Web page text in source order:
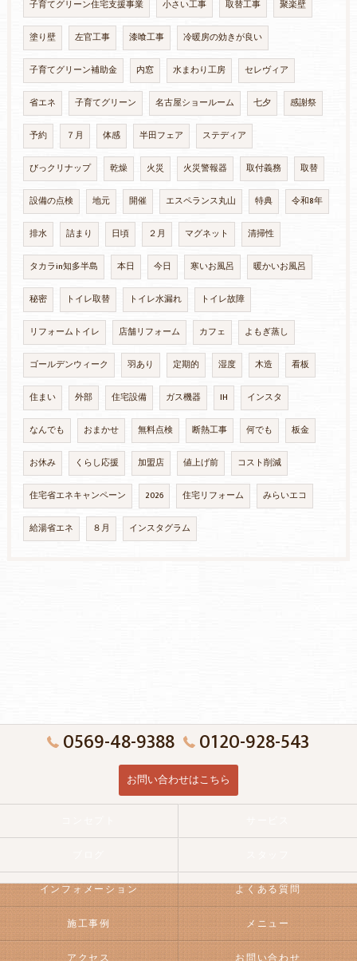
子育てグリーン住宅支援事業 小さい工事 取替工事 聚楽壁
塗り壁 左官工事 漆喰工事 冷暖房の効きが良い
子育てグリーン補助金 内窓 水まわり工房 セレヴィア
省エネ 子育てグリーン 名古屋ショールーム 七夕 感謝祭
予約 ７月 体感 半田フェア ステディア
びっクリナップ 乾燥 火災 火災警報器 取付義務 取替
設備の点検 地元 開催 エスペランス丸山 特典 令和8年
排水 詰まり 日頃 ２月 マグネット 清掃性
タカラin知多半島 本日 今日 寒いお風呂 暖かいお風呂
秘密 トイレ取替 トイレ水漏れ トイレ故障
リフォームトイレ 店舗リフォーム カフェ よもぎ蒸し
ゴールデンウィーク 羽あり 定期的 湿度 木造 看板
住まい 外部 住宅設備 ガス機器 IH インスタ
なんでも おまかせ 無料点検 断熱工事 何でも 板金
お休み くらし応援 加盟店 値上げ前 コスト削減
住宅省エネキャンペーン 2026 住宅リフォーム みらいエコ
給湯省エネ ８月 インスタグラム
0569-48-9388 0120-928-543
お問い合わせはこちら
インフォメーション よくある質問
施工事例 メニュー